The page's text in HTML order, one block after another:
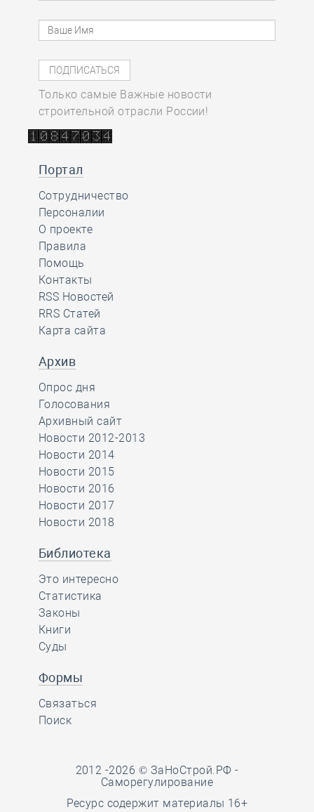
Только самые Важные новости
строительной отрасли России!
Портал
Сотрудничество
Персоналии
О проекте
Правила
Помощь
Контакты
RSS Новостей
RRS Статей
Карта сайта
Архив
Опрос дня
Голосования
Архивный сайт
Новости 2012-2013
Новости 2014
Новости 2015
Новости 2016
Новости 2017
Новости 2018
Библиотека
Это интересно
Статистика
Законы
Книги
Суды
Формы
Связаться
Поиск
2012 -2026 © ЗаНоСтрой.РФ -
Саморегулирование
Ресурс содержит материалы 16+